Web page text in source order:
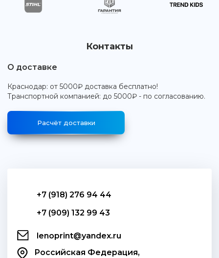
Контакты
О доставке
Краснодар: от 5000₽ доставка бесплатно!
Транспортной компанией: до 5000₽ - по согласованию.
Расчёт доставки
+7 (918) 276 94 44
+7 (909) 132 99 43
lenoprint@yandex.ru
Российская Федерация,